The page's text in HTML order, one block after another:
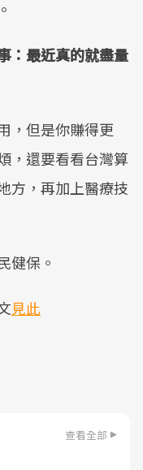
：最近真的就盡量
，但是你賺得更
，還要看看台灣算
方，再加上醫療技
健保。
見此
查看全部